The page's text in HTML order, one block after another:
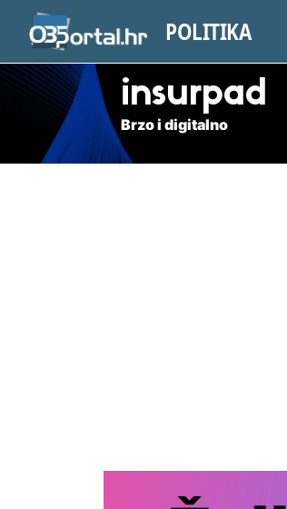
POLITIKA
insurpad
Brzo i digitalno